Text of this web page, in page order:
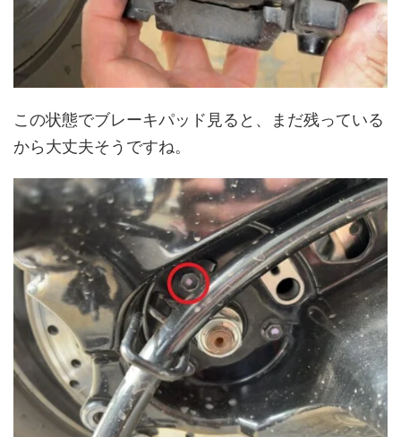
この状態でブレーキパッド見ると、まだ残っている
から大丈夫そうですね。